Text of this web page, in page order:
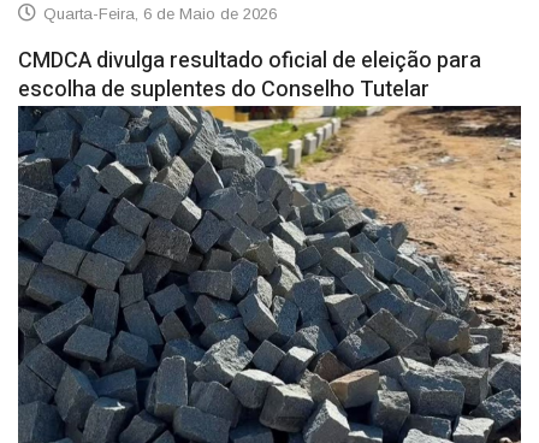
Quarta-Feira, 6 de Maio de 2026
CMDCA divulga resultado oficial de eleição para
escolha de suplentes do Conselho Tutelar